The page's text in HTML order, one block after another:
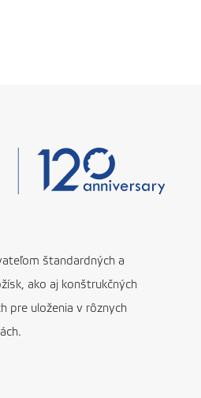
štandardných a
ako aj konštrukčných
pre uloženia v rôznych